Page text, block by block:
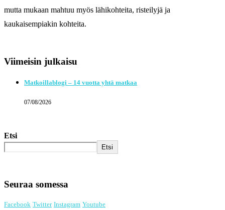
mutta mukaan mahtuu myös lähikohteita, risteilyjä ja
kaukaisempiakin kohteita.
Viimeisin julkaisu
Matkoillablogi – 14 vuotta yhtä matkaa
07/08/2026
Etsi
Etsi
Seuraa somessa
Facebook Twitter Instagram Youtube